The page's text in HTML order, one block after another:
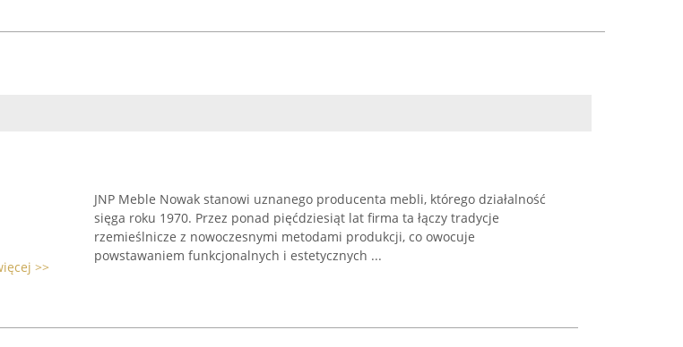
>>
JNP Meble Nowak stanowi uznanego producenta mebli, którego działalność
sięga roku 1970. Przez ponad pięćdziesiąt lat firma ta łączy tradycje
rzemieślnicze z nowoczesnymi metodami produkcji, co owocuje
powstawaniem funkcjonalnych i estetycznych ...